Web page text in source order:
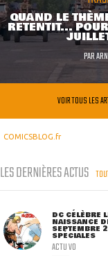
QUAND LE
RETENTIT...
PAR
VOIR TOUS LES
COMICSBLOG.fr
LES DERNIÈRES ACTUS
DC CÉLÈBRE
NAISSANCE
SEPTEMBRE
SPÉCIALES
ACTU VO